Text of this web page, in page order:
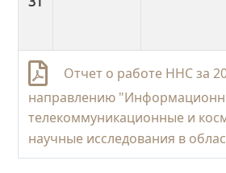
Отчет о работе ННС за
направлению
телекоммуникационные и
научные исследования в